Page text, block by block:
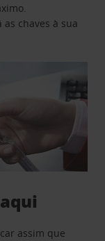
chaves à sua
assim que